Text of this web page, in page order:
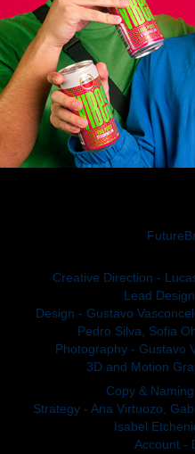
Creative Direction -
Lead
Design - Gustavo
Pedro Silva, Sofia
Photography - Gustavo
3D and Motion
Copy &
Strategy - Ana Virtuozo,
Isabel
Account -